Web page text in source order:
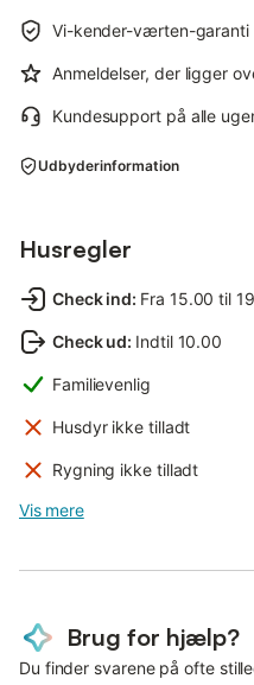
Vi-kender-værten-garanti
Anmeldelser, der ligger
Kundesupport på alle
Udbyderinformation
Husregler
Check ind: Fra 15.00 til
Check ud: Indtil 10.00
Familievenlig
Husdyr ikke tilladt
Rygning ikke tilladt
Vis mere
Brug for hjælp?
Du finder svarene på ofte